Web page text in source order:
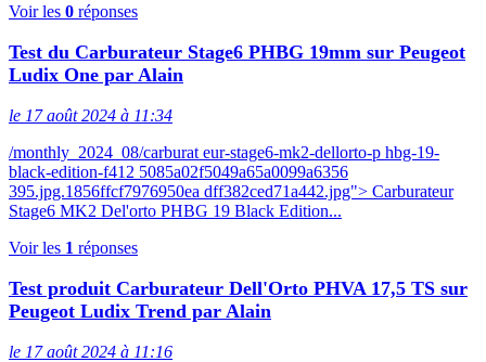
Voir les 0 réponses
Test du Carburateur Stage6 PHBG 19mm sur Peugeot
Ludix One par Alain
le 17 août 2024 à 11:34
/monthly_2024_08/carburat eur-stage6-mk2-dellorto-p hbg-19-
black-edition-f412 5085a02f5049a65a0099a6356
395.jpg.1856ffcf7976950ea dff382ced71a442.jpg"> Carburateur
Stage6 MK2 Del'orto PHBG 19 Black Edition...
Voir les 1 réponses
Test produit Carburateur Dell'Orto PHVA 17,5 TS sur
Peugeot Ludix Trend par Alain
le 17 août 2024 à 11:16